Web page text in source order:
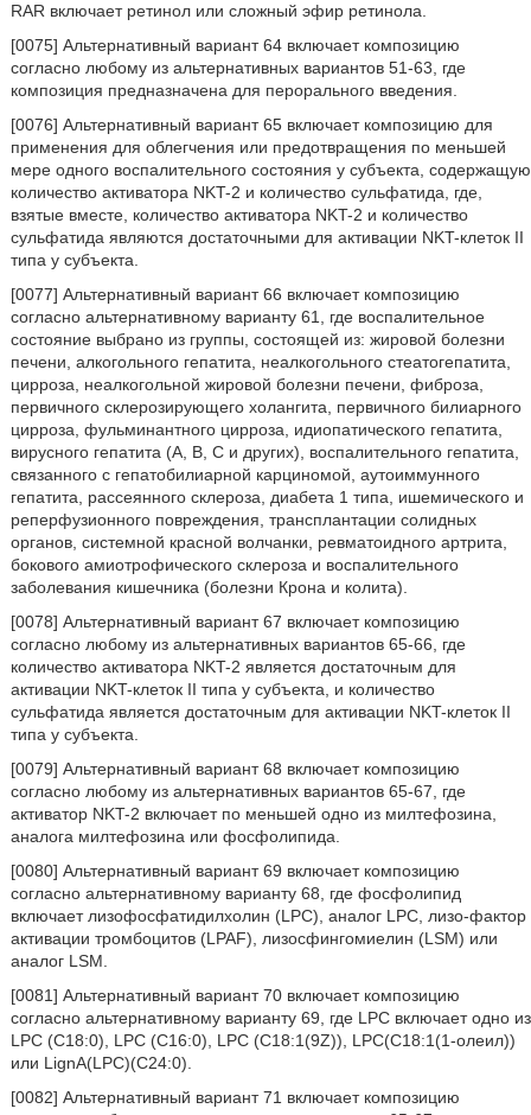
RAR включает ретинол или сложный эфир ретинола.
[0075] Альтернативный вариант 64 включает композицию
согласно любому из альтернативных вариантов 51-63, где
композиция предназначена для перорального введения.
[0076] Альтернативный вариант 65 включает композицию для
применения для облегчения или предотвращения по меньшей
мере одного воспалительного состояния у субъекта, содержащую
количество активатора NKT-2 и количество сульфатида, где,
взятые вместе, количество активатора NKT-2 и количество
сульфатида являются достаточными для активации NKT-клеток II
типа у субъекта.
[0077] Альтернативный вариант 66 включает композицию
согласно альтернативному варианту 61, где воспалительное
состояние выбрано из группы, состоящей из: жировой болезни
печени, алкогольного гепатита, неалкогольного стеатогепатита,
цирроза, неалкогольной жировой болезни печени, фиброза,
первичного склерозирующего холангита, первичного билиарного
цирроза, фульминантного цирроза, идиопатического гепатита,
вирусного гепатита (А, В, С и других), воспалительного гепатита,
связанного с гепатобилиарной карциномой, аутоиммунного
гепатита, рассеянного склероза, диабета 1 типа, ишемического и
реперфузионного повреждения, трансплантации солидных
органов, системной красной волчанки, ревматоидного артрита,
бокового амиотрофического склероза и воспалительного
заболевания кишечника (болезни Крона и колита).
[0078] Альтернативный вариант 67 включает композицию
согласно любому из альтернативных вариантов 65-66, где
количество активатора NKT-2 является достаточным для
активации NKT-клеток II типа у субъекта, и количество
сульфатида является достаточным для активации NKT-клеток II
типа у субъекта.
[0079] Альтернативный вариант 68 включает композицию
согласно любому из альтернативных вариантов 65-67, где
активатор NKT-2 включает по меньшей одно из милтефозина,
аналога милтефозина или фосфолипида.
[0080] Альтернативный вариант 69 включает композицию
согласно альтернативному варианту 68, где фосфолипид
включает лизофосфатидилхолин (LPC), аналог LPC, лизо-фактор
активации тромбоцитов (LPAF), лизосфингомиелин (LSM) или
аналог LSM.
[0081] Альтернативный вариант 70 включает композицию
согласно альтернативному варианту 69, где LPC включает одно из
LPC (С18:0), LPC (С16:0), LPC (C18:1(9Z)), LPC(С18:1(1-олеил))
или LignA(LPC)(C24:0).
[0082] Альтернативный вариант 71 включает композицию